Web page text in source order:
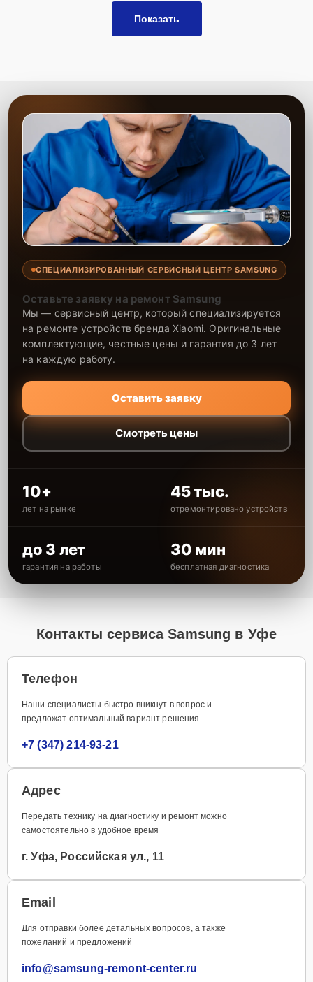
Гарантия качества:
Долговечность результата и
надёжность ремонта.
гарантия, что даёт уверенность в долгосрочной надёжности
Показать
СПЕЦИАЛИЗИРОВАННЫЙ СЕРВИСНЫЙ ЦЕНТР SAMSUNG
Оставьте заявку на ремонт Samsung
Мы — сервисный центр, который специализируется
на ремонте устройств бренда Xiaomi. Оригинальные
комплектующие, честные цены и гарантия до 3 лет
на каждую работу.
Оставить заявку
Смотреть цены
10+
лет на рынке
45 тыс.
отремонтировано устройств
до 3 лет
гарантия на работы
30 мин
бесплатная диагностика
Контакты сервиса Samsung в Уфе
Телефон
Наши специалисты быстро вникнут в вопрос и
предложат оптимальный вариант решения
+7 (347) 214-93-21
Адрес
Передать технику на диагностику и ремонт можно
самостоятельно в удобное время
г. Уфа, Российская ул., 11
Email
Для отправки более детальных вопросов, а также
пожеланий и предложений
info@samsung-remont-center.ru